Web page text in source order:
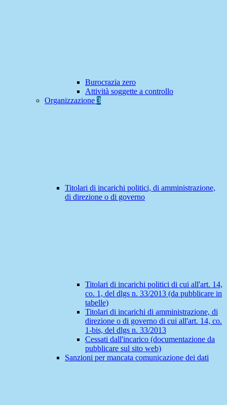
Burocrazia zero
Attività soggette a controllo
Organizzazione 3
Titolari di incarichi politici, di amministrazione,
di direzione o di governo
Titolari di incarichi politici di cui all'art. 14,
co. 1, del dlgs n. 33/2013 (da pubblicare in
tabelle)
Titolari di incarichi di amministrazione, di
direzione o di governo di cui all'art. 14, co.
1-bis, del dlgs n. 33/2013
Cessati dall'incarico (documentazione da
pubblicare sul sito web)
Sanzioni per mancata comunicazione dei dati